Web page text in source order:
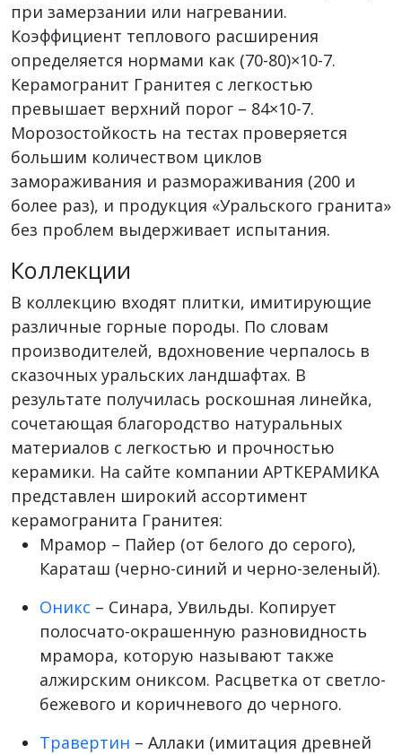
при замерзании или нагревании.
Коэффициент теплового расширения
определяется нормами как (70-80)×10-7.
Керамогранит Гранитея с легкостью
превышает верхний порог – 84×10-7.
Морозостойкость на тестах проверяется
большим количеством циклов
замораживания и размораживания (200 и
более раз), и продукция «Уральского гранита»
без проблем выдерживает испытания.
Коллекции
В коллекцию входят плитки, имитирующие
различные горные породы. По словам
производителей, вдохновение черпалось в
сказочных уральских ландшафтах. В
результате получилась роскошная линейка,
сочетающая благородство натуральных
материалов с легкостью и прочностью
керамики. На сайте компании АРТКЕРАМИКА
представлен широкий ассортимент
керамогранита Гранитея:
Мрамор – Пайер (от белого до серого),
Караташ (черно-синий и черно-зеленый).
Оникс – Синара, Увильды. Копирует
полосчато-окрашенную разновидность
мрамора, которую называют также
алжирским ониксом. Расцветка от светло-
бежевого и коричневого до черного.
Травертин – Аллаки (имитация древней